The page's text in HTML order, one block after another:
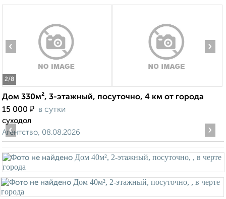
2/8
‹ ›
Дом 330м², 3-этажный, посуточно, 4 км от города
15 000 ₽ в сутки
суходол
Агентство, 08.08.2026
‹ ›